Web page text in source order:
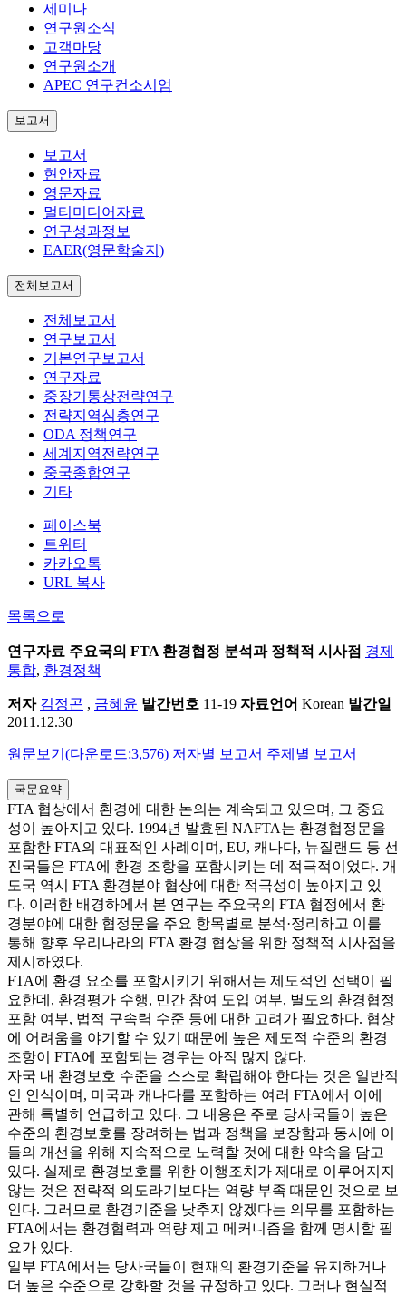
세미나
연구원소식
고객마당
연구원소개
APEC 연구컨소시엄
보고서
보고서
현안자료
영문자료
멀티미디어자료
연구성과정보
EAER(영문학술지)
전체보고서
전체보고서
연구보고서
기본연구보고서
연구자료
중장기통상전략연구
전략지역심층연구
ODA 정책연구
세계지역전략연구
중국종합연구
기타
페이스북
트위터
카카오톡
URL 복사
목록으로
연구자료 주요국의 FTA 환경협정 분석과 정책적 시사점 경제
통합, 환경정책
저자 김정곤 , 금혜윤 발간번호 11-19 자료언어 Korean 발간일
2011.12.30
원문보기(다운로드:3,576) 저자별 보고서 주제별 보고서
국문요약
FTA 협상에서 환경에 대한 논의는 계속되고 있으며, 그 중요
성이 높아지고 있다. 1994년 발효된 NAFTA는 환경협정문을
포함한 FTA의 대표적인 사례이며, EU, 캐나다, 뉴질랜드 등 선
진국들은 FTA에 환경 조항을 포함시키는 데 적극적이었다. 개
도국 역시 FTA 환경분야 협상에 대한 적극성이 높아지고 있
다. 이러한 배경하에서 본 연구는 주요국의 FTA 협정에서 환
경분야에 대한 협정문을 주요 항목별로 분석·정리하고 이를
통해 향후 우리나라의 FTA 환경 협상을 위한 정책적 시사점을
제시하였다.
FTA에 환경 요소를 포함시키기 위해서는 제도적인 선택이 필
요한데, 환경평가 수행, 민간 참여 도입 여부, 별도의 환경협정
포함 여부, 법적 구속력 수준 등에 대한 고려가 필요하다. 협상
에 어려움을 야기할 수 있기 때문에 높은 제도적 수준의 환경
조항이 FTA에 포함되는 경우는 아직 많지 않다.
자국 내 환경보호 수준을 스스로 확립해야 한다는 것은 일반적
인 인식이며, 미국과 캐나다를 포함하는 여러 FTA에서 이에
관해 특별히 언급하고 있다. 그 내용은 주로 당사국들이 높은
수준의 환경보호를 장려하는 법과 정책을 보장함과 동시에 이
들의 개선을 위해 지속적으로 노력할 것에 대한 약속을 담고
있다. 실제로 환경보호를 위한 이행조치가 제대로 이루어지지
않는 것은 전략적 의도라기보다는 역량 부족 때문인 것으로 보
인다. 그러므로 환경기준을 낮추지 않겠다는 의무를 포함하는
FTA에서는 환경협력과 역량 제고 메커니즘을 함께 명시할 필
요가 있다.
일부 FTA에서는 당사국들이 현재의 환경기준을 유지하거나
더 높은 수준으로 강화할 것을 규정하고 있다. 그러나 현실적